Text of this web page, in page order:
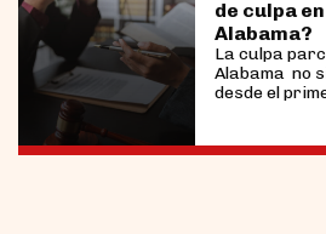
de culpa
Alabama?
La culpa
Alabama no
desde el